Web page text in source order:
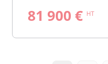
81 900 € HT